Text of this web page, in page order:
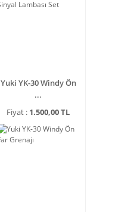
Yuki YK-30 Windy Ön
...
Fiyat : 1.500,00 TL